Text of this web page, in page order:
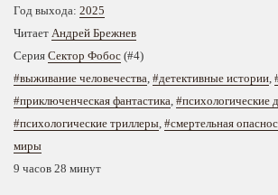
Год выхода: 2025
Читает Андрей Брежнев
Серия Сектор Фобос (#4)
#выживание человечества, #детективные истории,
#приключенческая фантастика, #психологические
#психологические триллеры, #смертельная
миры
9 часов 28 минут